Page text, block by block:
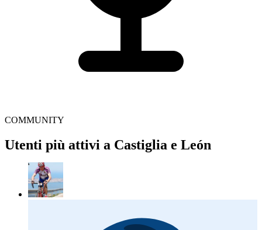
COMMUNITY
Utenti più attivi a Castiglia e León